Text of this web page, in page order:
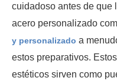
cuidadoso antes de que
acero personalizado
y personalizado a
estos preparativos.
estéticos sirven como